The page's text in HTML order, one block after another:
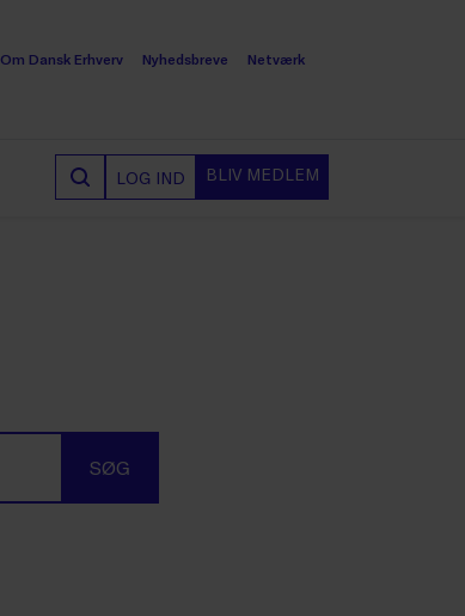
Om Dansk Erhverv Nyhedsbreve Netværk
LOG IND BLIV MEDLEM
SØG